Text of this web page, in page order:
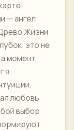
— ангел
Жизни
это не
момент
в
любовь
выбор